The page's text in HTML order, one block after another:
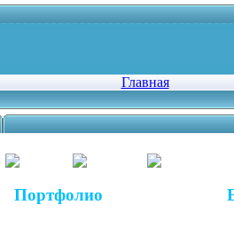
Главная
Портфолио
ЕГЭ